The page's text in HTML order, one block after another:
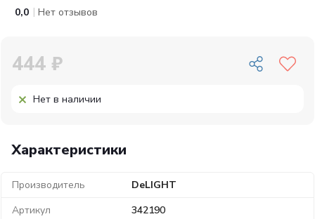
0,0 | Нет отзывов
Характеристики
Производитель
DeLIGHT
Артикул
342190
444 ₽
Нет в наличии